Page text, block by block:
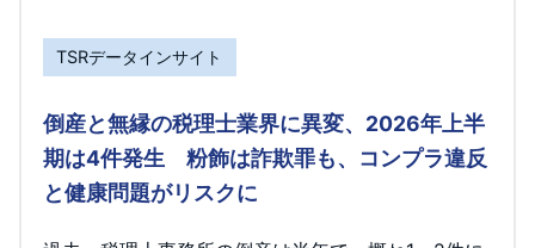
TSRデータインサイト
倒産と無縁の税理士業界に異変、2026年上半
期は4件発生 粉飾は詐欺罪も、コンプラ違反
と健康問題がリスクに